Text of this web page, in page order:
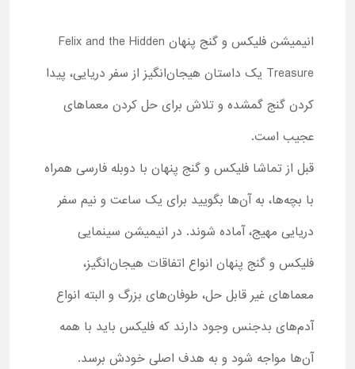
انیمیشن فلیکس و گنج پنهان Felix and the Hidden
Treasure یک داستان هیجان‌انگیز از سفر دریایی، پیدا
کردن گنج گمشده و تلاش برای حل کردن معماهای
عجیب است.
قبل از تماشا فلیکس و گنج پنهان با دوبله فارسی همراه
با بچه‌ها، به آن‌ها بگویید برای یک ساعت و نیم سفر
دریایی مهیج، آماده شوند. در انیمیشن سینمایی
فلیکس و گنج پنهان انواع اتفاقات هیجان‌انگیز،
معماهای غیر قابل حل، طوفان‌های بزرگ و البته انواع
آدم‌های بدجنس وجود دارند که فلیکس باید با همه
آن‌ها مواجه شود و به هدف اصلی خودش برسد.